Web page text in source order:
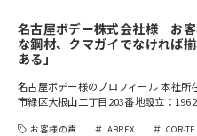
名古屋ボデー株式会社様 お
な鋼材、クマガイでなければ
ある」
名古屋ボデー様のプロフィール 本社所
市緑区大根山二丁目203番地設立：
お客様の声 ABREX COR-